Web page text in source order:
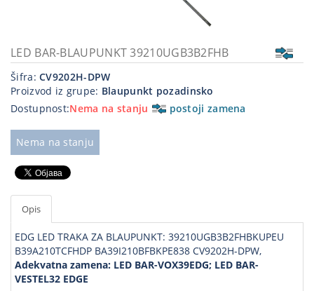
priključci
Kućna
tehnika
Strujni
program
LED BAR-BLAUPUNKT 39210UGB3B2FHB
Šifra:CV9202H-DPW
Proizvod iz grupe: Blaupunkt pozadinsko
Dostupnost:Nema na stanju postoji zamena
Nema na stanju
Opis
EDG LED TRAKA ZA BLAUPUNKT: 39210UGB3B2FHBKUPEU
B39A210TCFHDP BA39I210BFBKPE838 CV9202H-DPW,
Adekvatna zamena: LED BAR-VOX39EDG; LED BAR-
VESTEL32 EDGE